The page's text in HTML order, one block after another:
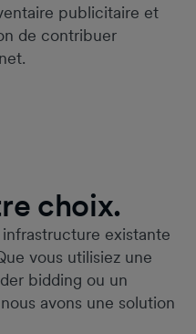
publicitaire et
de contribuer
choix.
existante
vous utilisiez une
bidding ou un
avons une solution